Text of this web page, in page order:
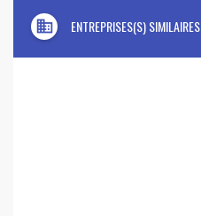
domain ENTREPRISES(S) SIMILAIRES